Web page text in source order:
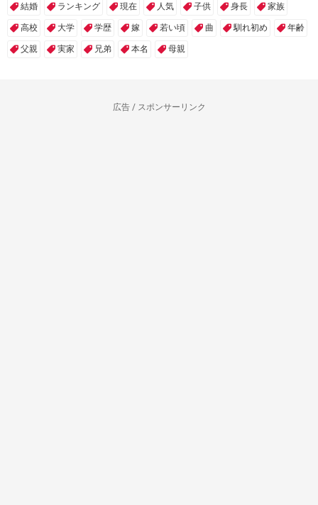
結婚 ランキング 現在 人気 子供 身長 家族
高校 大学 学歴 嫁 若い頃 曲 馴れ初め 年齢
父親 実家 兄弟 本名 母親
広告 / スポンサーリンク